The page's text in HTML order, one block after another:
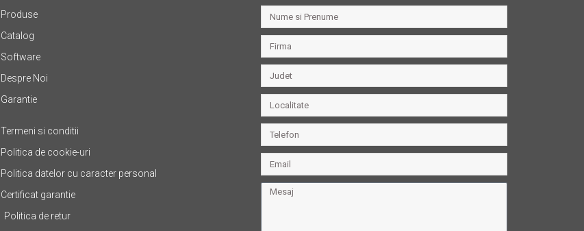
Produse
Catalog
Software
Despre Noi
Garantie
Termeni si conditii
Politica de cookie-uri
Politica datelor cu caracter personal
Certificat garantie
Politica de retur